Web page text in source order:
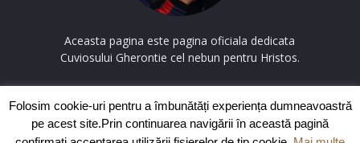
Aceasta pagina este pagina oficiala dedicata
Cuviosului Gherontie cel nebun pentru Hristos.
Contactați-ne:contact@cuviosulgherontie.com
Folosim cookie-uri pentru a îmbunătăți experiența dumneavoastră
pe acest site.Prin continuarea navigării în această pagină